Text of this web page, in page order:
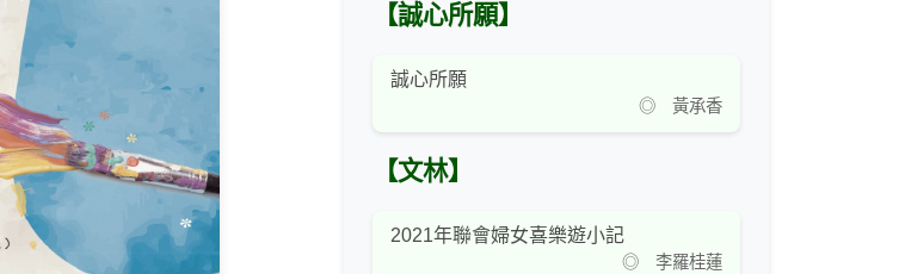
【誠心所願】
誠心所願
◎ 黃承香
【文林】
2021年聯會婦女喜樂遊小記
◎ 李羅桂蓮